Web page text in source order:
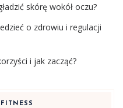
skórę wokół oczu?
o zdrowiu i regulacji
i jak zacząć?